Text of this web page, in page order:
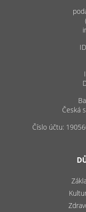
Česká
Číslo účtu: